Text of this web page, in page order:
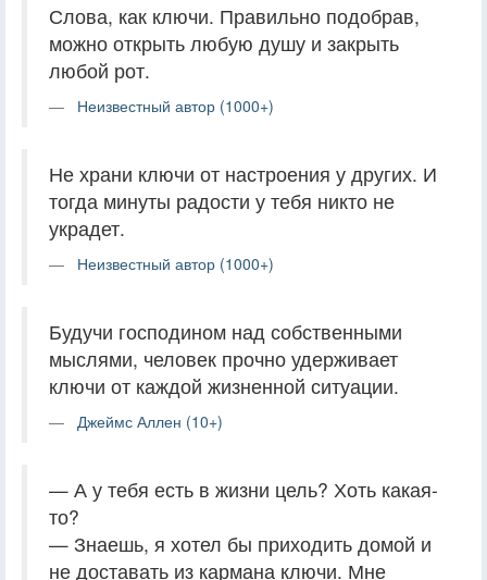
Слова, как ключи. Правильно подобрав,
можно открыть любую душу и закрыть
любой рот.
Неизвестный автор (1000+)
Не храни ключи от настроения у других. И
тогда минуты радости у тебя никто не
украдет.
Неизвестный автор (1000+)
Будучи господином над собственными
мыслями, человек прочно удерживает
ключи от каждой жизненной ситуации.
Джеймс Аллен (10+)
— А у тебя есть в жизни цель? Хоть какая-
то?
— Знаешь, я хотел бы приходить домой и
не доставать из кармана ключи. Мне